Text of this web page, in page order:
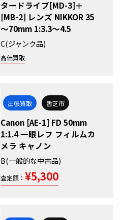
タードライブ[MD-3]＋
[MB-2] レンズ NIKKOR 35
～70mm 1:3.3～4.5
C(ジャンク品)
高価買取
出張買取 香芝市
Canon [AE-1] FD 50mm
1:1.4 一眼レフ フィルムカ
メラ キャノン
B(一般的な中古品)
査定額： ¥5,300